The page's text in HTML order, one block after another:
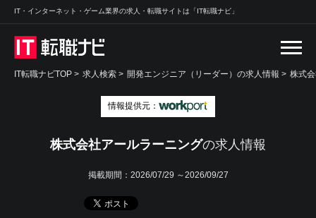
IT・インターネット・ゲーム業界の求人・転職サイトは「IT転職ナビ」
IT転職ナビTOP > 求人検索 > 開発エンジニア（リーダー）の求人情報 > 株式
情報提供元：
株式会社アールラーニングの求人情報
掲載期間： 2026/07/29 ～2026/09/27